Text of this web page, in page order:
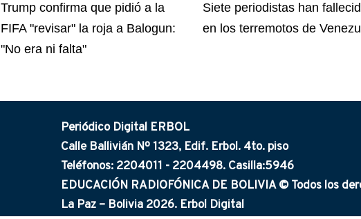
Trump confirma que pidió a la
FIFA "revisar" la roja a Balogun:
"No era ni falta"
Siete periodistas han
en los terremotos de
Periódico Digital ERBOL
Calle Ballivián Nº 1323, Edif. Erbol. 4to. piso
Teléfonos: 2204011 - 2204498. Casilla:5946
EDUCACIÓN RADIOFÓNICA DE BOLIVIA © Todos los
La Paz – Bolivia 2026. Erbol Digital